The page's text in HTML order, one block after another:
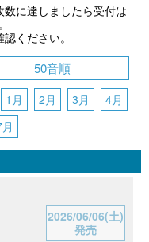
に達しましたら受付は
ください。
50音順
1月 2月 3月
4月
2026/06/06(土)
発売